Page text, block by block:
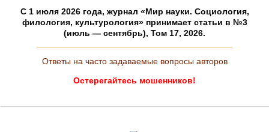
C 1 июля 2026 года, журнал «Мир науки. Социология,
филология, культурология» принимает статьи в №3
(июль — сентябрь), Том 17, 2026.
Ответы на часто задаваемые вопросы авторов
Остерегайтесь мошенников!